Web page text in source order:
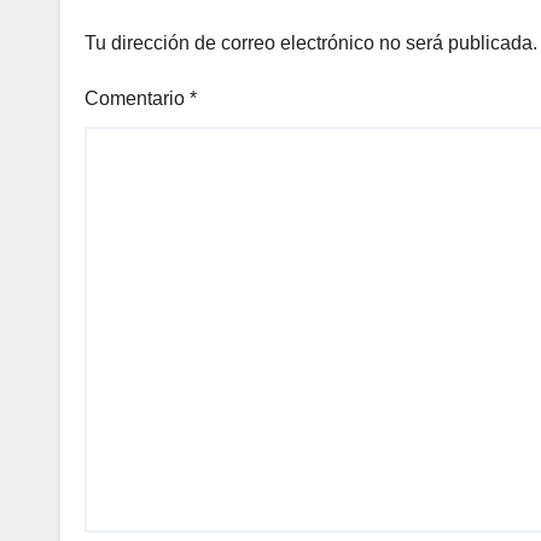
Tu dirección de correo electrónico no será publicada.
Comentario *